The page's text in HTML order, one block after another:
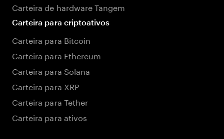
Carteira de hardware Tangem
Carteira para criptoativos
Carteira para Bitcoin
Carteira para Ethereum
Carteira para Solana
Carteira para XRP
Carteira para Tether
Carteira para ativos